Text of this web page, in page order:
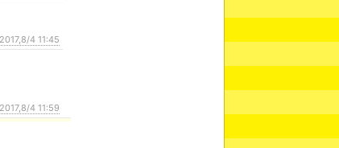
2017,8/4 11:45
2017,8/4 11:59